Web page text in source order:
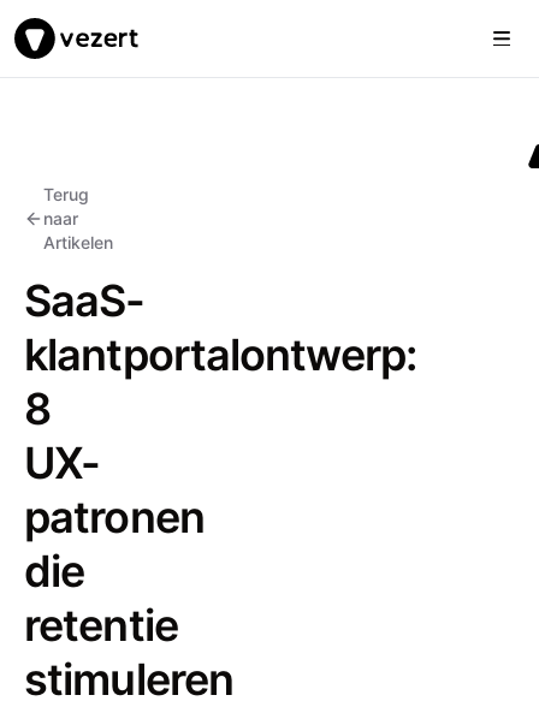
Vezert
Terug
naar
Artikelen
SaaS-
klantportalontwerp:
8
UX-
patronen
die
retentie
stimuleren